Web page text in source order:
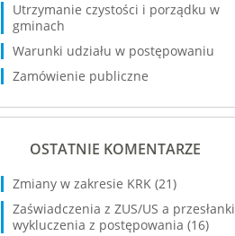
Utrzymanie czystości i porządku w
gminach
Warunki udziału w postępowaniu
Zamówienie publiczne
OSTATNIE KOMENTARZE
Zmiany w zakresie KRK (21)
Zaświadczenia z ZUS/US a przesłanki
wykluczenia z postępowania (16)